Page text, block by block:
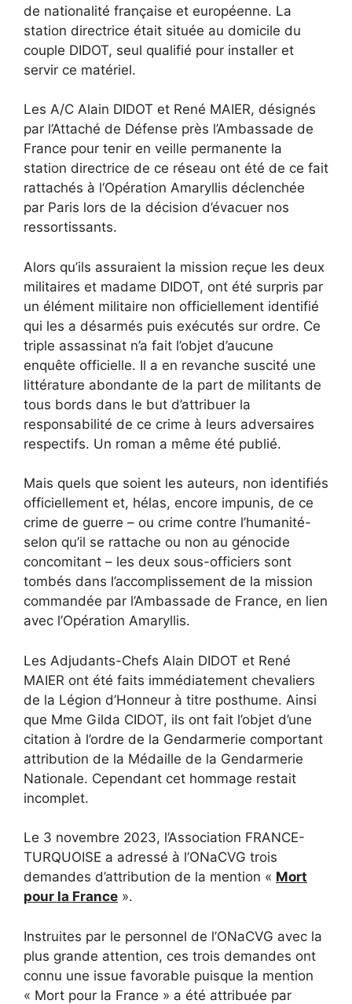
de nationalité française et européenne. La
station directrice était située au domicile du
couple DIDOT, seul qualifié pour installer et
servir ce matériel.
Les A/C Alain DIDOT et René MAIER, désignés
par l’Attaché de Défense près l’Ambassade de
France pour tenir en veille permanente la
station directrice de ce réseau ont été de ce fait
rattachés à l‘Opération Amaryllis déclenchée
par Paris lors de la décision d’évacuer nos
ressortissants.
Alors qu’ils assuraient la mission reçue les deux
militaires et madame DIDOT, ont été surpris par
un élément militaire non officiellement identifié
qui les a désarmés puis exécutés sur ordre. Ce
triple assassinat n’a fait l’objet d’aucune
enquête officielle. Il a en revanche suscité une
littérature abondante de la part de militants de
tous bords dans le but d’attribuer la
responsabilité de ce crime à leurs adversaires
respectifs. Un roman a même été publié.
Mais quels que soient les auteurs, non identifiés
officiellement et, hélas, encore impunis, de ce
crime de guerre – ou crime contre l’humanité-
selon qu’il se rattache ou non au génocide
concomitant – les deux sous-officiers sont
tombés dans l’accomplissement de la mission
commandée par l’Ambassade de France, en lien
avec l’Opération Amaryllis.
Les Adjudants-Chefs Alain DIDOT et René
MAIER ont été faits immédiatement chevaliers
de la Légion d’Honneur à titre posthume. Ainsi
que Mme Gilda CIDOT, ils ont fait l’objet d’une
citation à l’ordre de la Gendarmerie comportant
attribution de la Médaille de la Gendarmerie
Nationale. Cependant cet hommage restait
incomplet.
Le 3 novembre 2023, l’Association FRANCE-
TURQUOISE a adressé à l’ONaCVG trois
demandes d’attribution de la mention « Mort
pour la France ».
Instruites par le personnel de l’ONaCVG avec la
plus grande attention, ces trois demandes ont
connu une issue favorable puisque la mention
« Mort pour la France » a été attribuée par